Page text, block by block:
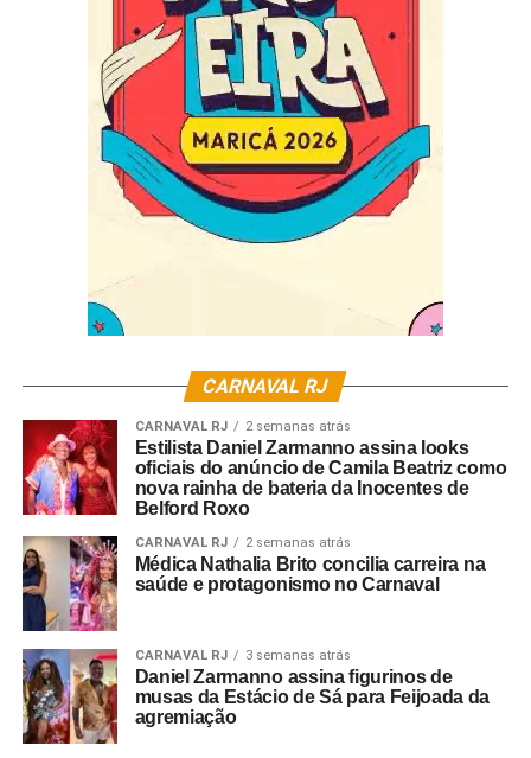
CARNAVAL RJ
CARNAVAL RJ 2 semanas atrás
Estilista Daniel Zarmanno assina looks
oficiais do anúncio de Camila Beatriz como
nova rainha de bateria da Inocentes de
Belford Roxo
CARNAVAL RJ 2 semanas atrás
Médica Nathalia Brito concilia carreira na
saúde e protagonismo no Carnaval
CARNAVAL RJ 3 semanas atrás
Daniel Zarmanno assina figurinos de
musas da Estácio de Sá para Feijoada da
agremiação